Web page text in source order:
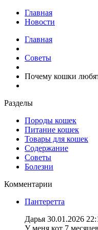
Главная
Новости
Главная
Советы
Почему кошки
Разделы
Породы кошек
Питание кошек
Товары для кошек
Содержание
Советы
Болезни
Комментарии
Пантеретта
Дарья 30.01.2026
У меня кот 7